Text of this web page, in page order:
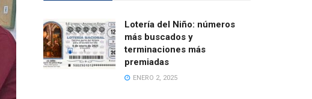
Lotería del Niño: números
más buscados y
terminaciones más
premiadas
ENERO 2, 2025